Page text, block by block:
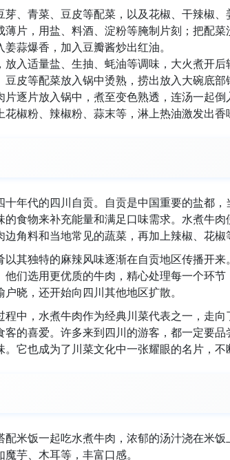
、青菜、豆皮等配菜，以及花椒、干辣椒、
片，用盐、料酒、淀粉等腌制片刻；把配菜
蒜爆香，加入豆瓣酱炒出红油。
入适量盐、生抽、蚝油等调味，大火煮开后
皮等配菜放入锅中烫熟，捞出放入大碗底部
逐片放入锅中，煮至变色熟透，连汤一起倒
椒粉、辣椒粉、蒜末等，淋上热油激发出香
年代的四川自贡。自贡是中国重要的盐都
食物来补充能量和满足口味需求。水煮牛
角料和当地常见的蔬菜，再加上辣椒、花椒
其独特的麻辣风味逐渐在自贡地区传播开
们选用更优质的牛肉，精心处理每一个环
晓，还开始向四川其他地区扩散。
中，水煮牛肉作为经典川菜代表之一，走
的喜爱。许多来到四川的游客，都一定要
它也成为了川菜文化中一张耀眼的名片，不
米饭一起吃水煮牛肉，浓郁的汤汁浇在米
芋、木耳等，丰富口感。